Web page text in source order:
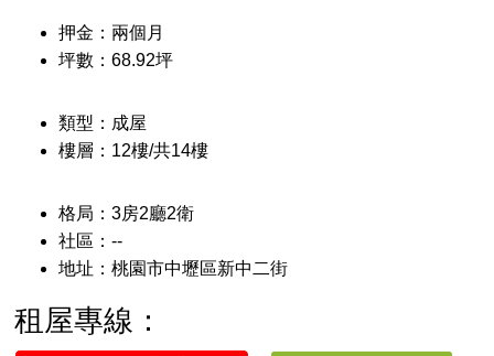
押金：兩個月
坪數：68.92坪
類型：成屋
樓層：12樓/共14樓
格局：3房2廳2衛
社區：--
地址：桃園市中壢區新中二街
租屋專線：